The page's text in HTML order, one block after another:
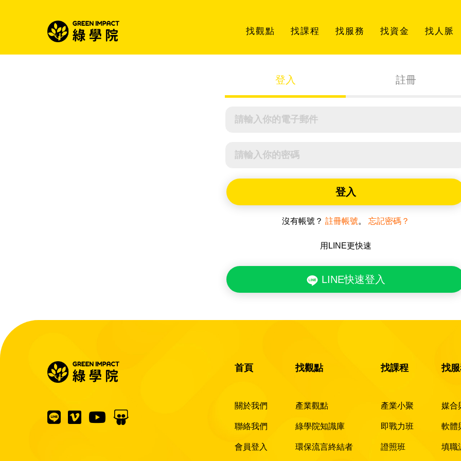
找觀點 找課程 找服務 找資金 找人脈
登入 註冊
登入
沒有帳號？ 註冊帳號。 忘記密碼？
用LINE更快速
LINE快速登入
首頁
關於我們
聯絡我們
會員登入
找觀點
產業觀點
綠學院知識庫
環保流言終結者
找課程
產業小聚
即戰力班
證照班
找
媒合
軟體
填職